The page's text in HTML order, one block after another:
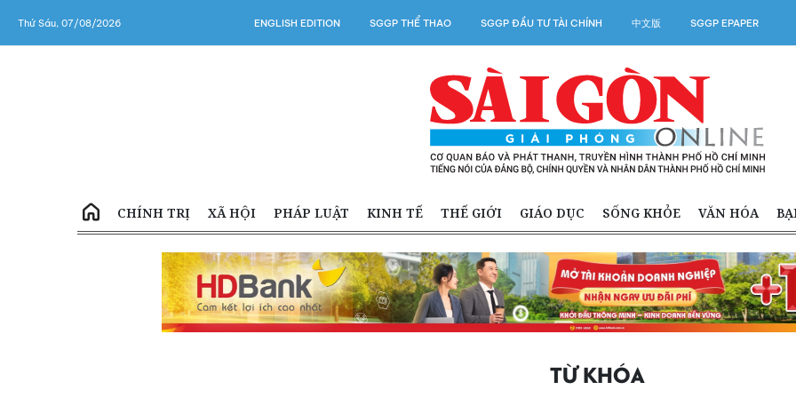
Thứ Sáu, 07/08/2026 ENGLISH EDITION SGGP THỂ THAO SGGP ĐẦU TƯ TÀI CHÍNH 中文版 SGGP EPAPER
CHÍNH TRỊ XÃ HỘI PHÁP LUẬT KINH TẾ THẾ GIỚI GIÁO DỤC SỐNG KHỎE VĂN HÓA
TỪ KHÓA